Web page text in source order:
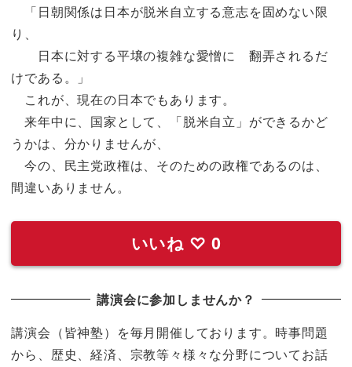
「日朝関係は日本が脱米自立する意志を固めない限
り、
日本に対する平壌の複雑な愛憎に 翻弄されるだ
けである。」
これが、現在の日本でもあります。
来年中に、国家として、「脱米自立」ができるかど
うかは、分かりませんが、
今の、民主党政権は、そのための政権であるのは、
間違いありません。
いいね ♡ 0
講演会に参加しませんか？
講演会（皆神塾）を毎月開催しております。時事問題
から、歴史、経済、宗教等々様々な分野についてお話